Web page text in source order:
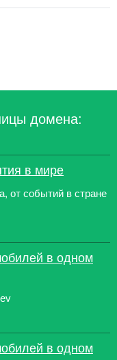
домена:
в мире
от событий в стране
в одном
в одном